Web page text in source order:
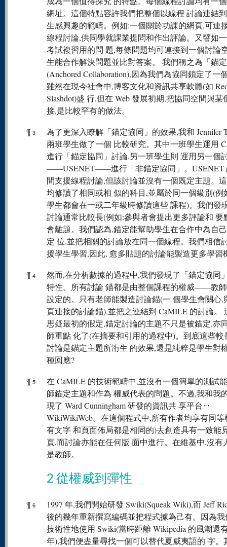
網址。這個特點容許我們把整個以線程 討論連結
生感興趣的範疇。例如:一個關於功課的網頁,可連
線程討論,供同學就課業提問和作出評論。又譬如
考試複習用的問 題,每條問題均可連接到一個討論
生能合作解決問題並比對答案。 我們稱之為「錨
(Anchored Collaboration),因為我們為協同鎖定了一
雖然在現今社會中,博客文化和資訊共享軟體(如
Slashdot)盛 行,但在 Web 發展初期,把協同空間與某
接,是比較罕有的做法。
¶ 3
為了更深入瞭解「錨定協同」的效果,我和 Jennifer
兩班學生做了一個 比較研究。其中一班學生運用
進行「錨定協同」討論,另一班學生則 運用另一個
——USENET——進行「非錨定協同」。USENET
間支援線程討論,但該討論並沒有一個既定主題。
均修讀了相同或相 似的科目,並屬於同一個級別(例
學生都會在一或二年級時修讀這些 課程)。我們發
討論通常比較長(例如:參與者會提出更多評論和 要
會離題。我們認為,錨定能幫助學生在合作中為自
定 位,並把相關的討論放在同一個線程。我們相信
援學生學習,因此, 愈多貼題的討論能製造更多學習
¶ 4
然而,在分析數據的過程中,我們發現了「錨定協同
特性。所有討論 錨都是由整個課程的權威——教
設定的。只有老師能製造討論錨(一 個學生會關心,
頁連接的討論錨),並把之連結到 CaMILE 的討論。
思疑最初的假定,錨定討論的主題不只是被錨定,亦
師重點 化了(在摘要和引用的過程中)。到底這些較
討論是錨定主題所洐生 的效果,還是純粹是學生對
種回應?
¶ 5
在 CaMILE 的技術範疇中,並沒有一個簡單的測試
師錨定主題和作為 權威代表的問題。不過,我和我
現了 Ward Cunningham 研發的資訊共 享平台‥
WikiWikiWeb。在這個程式中,所有作者均享有同等
有文字 和頁面佈局都是相同的)去創造具有一致能
頁,而討論亦能在任何版 面中進行。在維基中,沒有
是教師。
2 從權威到彈性
¶ 6
1997 年,我們開始研發 Swiki(Squeak Wiki),而 Jeff
後的幾年重新撰寫編碼並把程式據為己有。因為
技術性地使用 Swiki(當時距離 Wikipedia 的風潮還
年),我們便盡量尋找一個可以替代夏威夷語的 字。